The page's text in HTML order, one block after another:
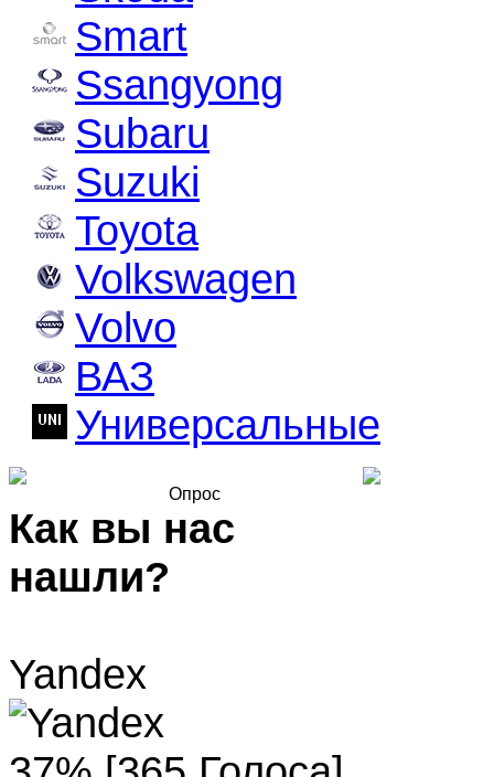
Smart
Ssangyong
Subaru
Suzuki
Toyota
Volkswagen
Volvo
ВАЗ
Универсальные
Опрос
Как вы нас
нашли?
Yandex